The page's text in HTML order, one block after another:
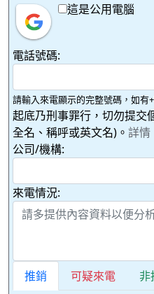
這是公用電腦
電話號碼:
請輸入來電顯示的完整號碼，如有
起底乃刑事罪行，切勿提交
全名、稱呼或英文名)。 詳情
公司/機構:
來電情況:
推銷 可疑來電
非